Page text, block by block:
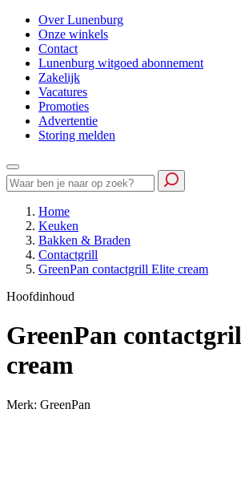
Over Lunenburg
Onze winkels
Contact
Lunenburg witgoed abonnement
Zakelijk
Vacatures
Promoties
Advertentie
Storing melden
Home
Keuken
Bakken & Braden
Contactgrill
GreenPan contactgrill Elite cream
Hoofdinhoud
GreenPan
cream
Merk: GreenPan